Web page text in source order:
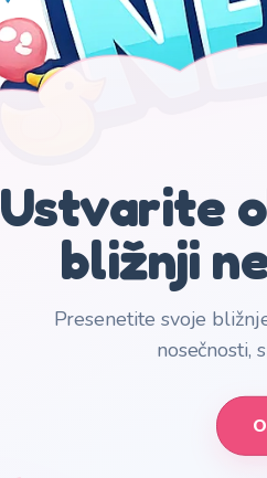
Ustvarite
bližnji
Presenetite svoje
nosečnosti,